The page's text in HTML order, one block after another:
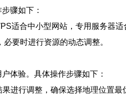
骤如下：
适合中小型网站，专用服务器适
要时进行资源的动态调整。
体验。具体操作步骤如下：
进行调整，确保选择地理位置最